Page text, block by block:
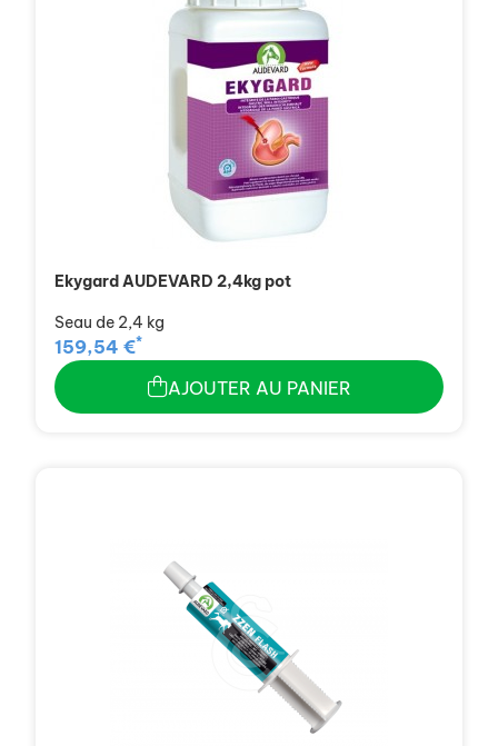
Ekygard AUDEVARD 2,4kg pot
Seau de 2,4 kg
159,54 €*
AJOUTER AU PANIER